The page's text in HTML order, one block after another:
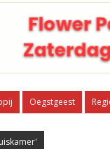
Oegstgeest